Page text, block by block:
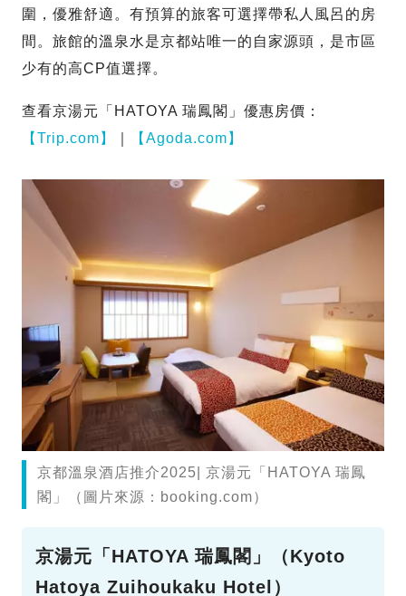
圍，優雅舒適。有預算的旅客可選擇帶私人風呂的房
間。旅館的溫泉水是京都站唯一的自家源頭，是市區
少有的高CP值選擇。
查看京湯元「HATOYA 瑞鳳閣」優惠房價：
【Trip.com】
【Agoda.com】
京都溫泉酒店推介2025| 京湯元「HATOYA 瑞鳳
閣」（圖片來源：booking.com）
京湯元「HATOYA 瑞鳳閣」（Kyoto
Hatoya Zuihoukaku Hotel）